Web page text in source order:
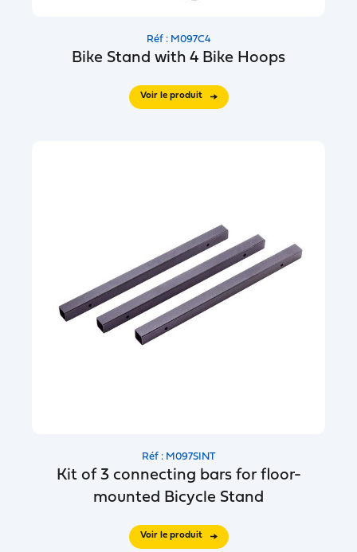
Réf : M097C4
Bike Stand with 4 Bike Hoops
Voir le produit
Réf : M097SINT
Kit of 3 connecting bars for floor-
mounted Bicycle Stand
Voir le produit